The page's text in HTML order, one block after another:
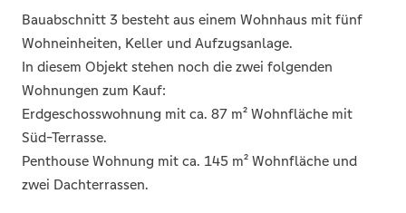
Bauabschnitt 3 besteht aus einem Wohnhaus mit fünf
Wohneinheiten, Keller und Aufzugsanlage.
In diesem Objekt stehen noch die zwei folgenden
Wohnungen zum Kauf:
Erdgeschosswohnung mit ca. 87 m² Wohnfläche mit
Süd-Terrasse.
Penthouse Wohnung mit ca. 145 m² Wohnfläche und
zwei Dachterrassen.